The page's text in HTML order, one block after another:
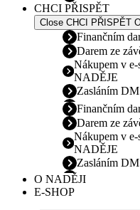
CHCI PŘISPĚT
Close CHCI PŘISPĚT
Finančním
Darem ze
Nákupem v e-
NADĚJE
Zasláním
Finančním
Darem ze
Nákupem v e-
NADĚJE
Zasláním
O NADĚJI
E-SHOP